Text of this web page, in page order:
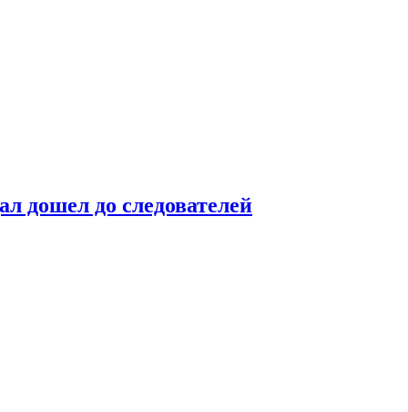
дошел до следователей